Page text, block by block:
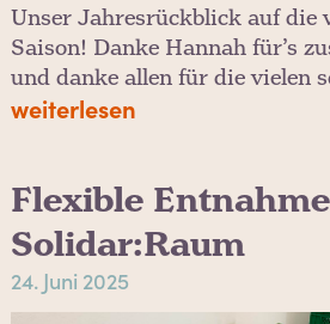
Unser Jahresrückblick auf die
Saison! Danke Hannah für’s
und danke allen für die vielen
weiterlesen
Flexible
Solidar:Raum
24. Juni 2025